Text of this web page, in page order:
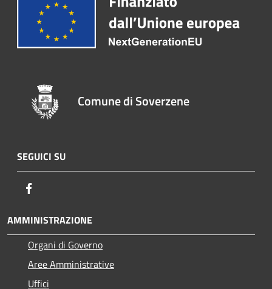
Comune di Soverzene
SEGUICI SU
AMMINISTRAZIONE
Organi di Governo
Aree Amministrative
Uffici